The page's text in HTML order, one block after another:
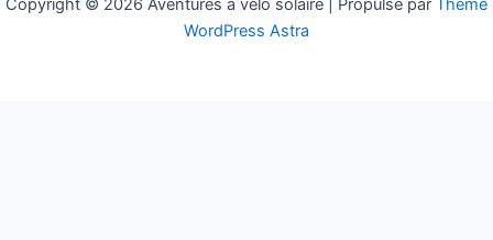
Copyright © 2026 Aventures à vélo solaire | Propulsé par
Thème
WordPress Astra